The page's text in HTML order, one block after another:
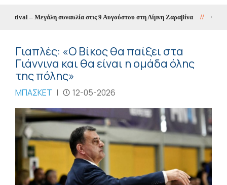
– Μεγάλη συναυλία στις 9 Αυγούστου στη Λίμνη Ζαραβίνα // Θετικός
Γιαπλές: «Ο Βίκος θα παίξει στα
Γιάννινα και θα είναι η ομάδα όλης
της πόλης»
ΜΠΑΣΚΕΤ | 12-05-2026